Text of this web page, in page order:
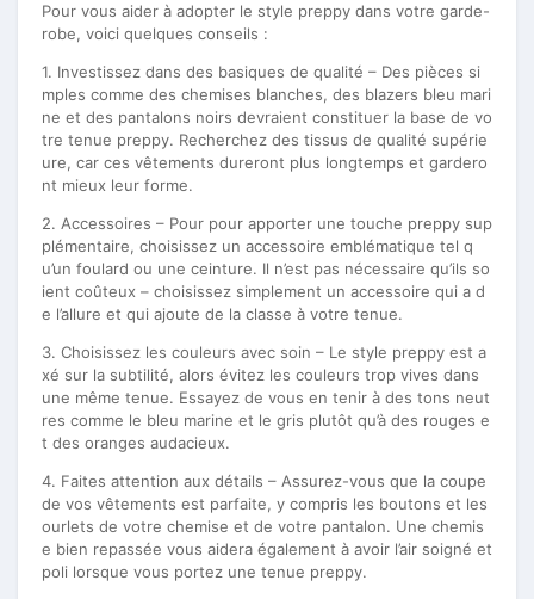
Pour vous aider à adopter le style preppy dans votre garde-
robe, voici quelques conseils :
1. Investissez dans des basiques de qualité – Des pièces si
mples comme des chemises blanches, des blazers bleu mari
ne et des pantalons noirs devraient constituer la base de vo
tre tenue preppy. Recherchez des tissus de qualité supérie
ure, car ces vêtements dureront plus longtemps et gardero
nt mieux leur forme.
2. Accessoires – Pour pour apporter une touche preppy sup
plémentaire, choisissez un accessoire emblématique tel q
u’un foulard ou une ceinture. Il n’est pas nécessaire qu’ils so
ient coûteux – choisissez simplement un accessoire qui a d
e l’allure et qui ajoute de la classe à votre tenue.
3. Choisissez les couleurs avec soin – Le style preppy est a
xé sur la subtilité, alors évitez les couleurs trop vives dans
une même tenue. Essayez de vous en tenir à des tons neut
res comme le bleu marine et le gris plutôt qu’à des rouges e
t des oranges audacieux.
4. Faites attention aux détails – Assurez-vous que la coupe
de vos vêtements est parfaite, y compris les boutons et les
ourlets de votre chemise et de votre pantalon. Une chemis
e bien repassée vous aidera également à avoir l’air soigné et
poli lorsque vous portez une tenue preppy.